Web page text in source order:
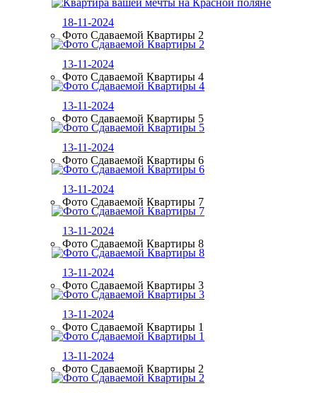
18-11-2024
Фото Сдаваемой Квартиры 2
13-11-2024
Фото Сдаваемой Квартиры 4
13-11-2024
Фото Сдаваемой Квартиры 5
13-11-2024
Фото Сдаваемой Квартиры 6
13-11-2024
Фото Сдаваемой Квартиры 7
13-11-2024
Фото Сдаваемой Квартиры 8
13-11-2024
Фото Сдаваемой Квартиры 3
13-11-2024
Фото Сдаваемой Квартиры 1
13-11-2024
Фото Сдаваемой Квартиры 2